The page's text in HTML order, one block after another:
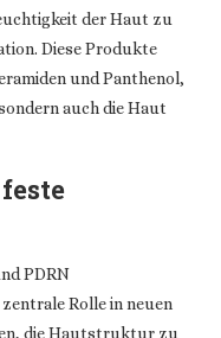
der Haut zu
Diese Produkte
und Panthenol,
auch die Haut
PDRN
Rolle in neuen
die Hautstruktur zu